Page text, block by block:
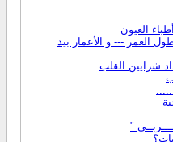
العمر --- و الأعمار بيد
شرايين القلب
"